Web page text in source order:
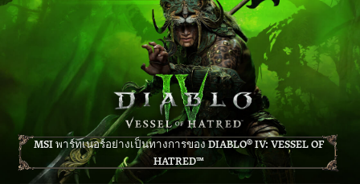
MSI พาร์ทเนอร์อย่างเป็นทางการของ DIABLO® IV: VESSEL OF
HATRED™